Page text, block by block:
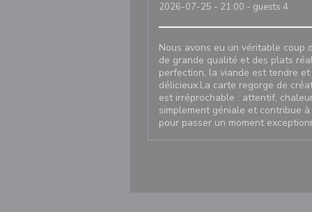
2026-07-25 - 21:00 - guests 4
Nous avons eu un véritable
de grande qualité et des plats
perfection, la viande est tendre
délicieux.La carte regorge de
est irréprochable : attentif,
simplement géniale et contribue
pour passer un moment